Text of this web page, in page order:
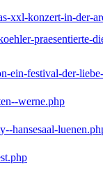
xxl-konzert-in-der-
praesentierte-
ein-festival-der-
werne.php
hansesaal-